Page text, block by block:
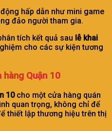
hấp dẫn như mini game
đảo người tham gia.
tích kết quả sau lễ khai
cho các sự kiện tương
hàng Quận 10
10cho một cửa hàng quán
quan trọng, không chỉ để
thiết lập thương hiệu trên thị